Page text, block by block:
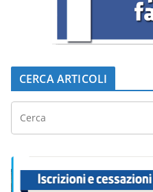
CERCA ARTICOLI